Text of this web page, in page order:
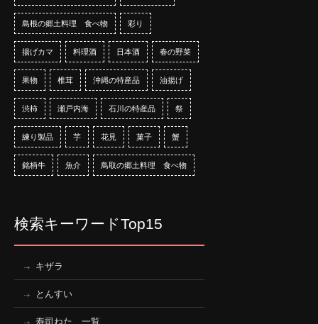
島根の郷土料理 食べ物 彩り
揚げカマ 料理酒 日本酒 春の野菜
果物 椎茸 沖縄の特産品 油揚げ
渋柿 瀬戸内海 石川の特産品 祭
練り製品 芋 花見 菓子 蟹
銘柄牛 魚介 鳥取の郷土料理 食べ物
検索キーワードTop15
キザラ
とんすい
寿司ねた 一覧